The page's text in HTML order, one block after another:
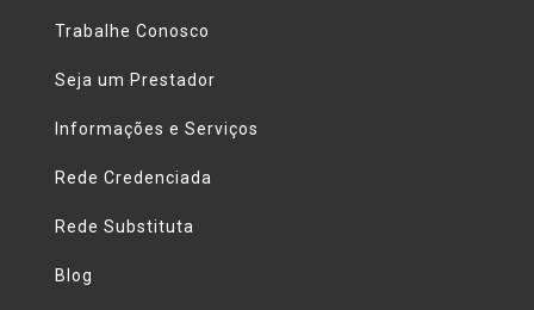
Trabalhe Conosco
Seja um Prestador
Informações e Serviços
Rede Credenciada
Rede Substituta
Blog